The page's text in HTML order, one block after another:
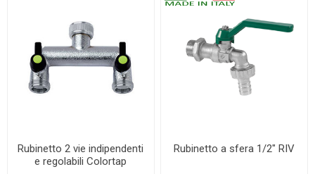
Rubinetto 2 vie indipendenti
e regolabili Colortap
Rubinetto a sfera 1/2" RIV